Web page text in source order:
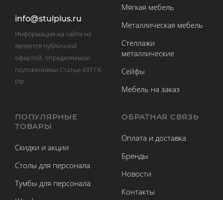
info@stulplus.ru
Информация на сайте не
является публичной
офертой, определяемой
положениями Статьи 437 ГК
РФ.
Мягкая мебель
Металлическая мебель
Стеллажи
металлические
Сейфы
Мебель на заказ
ПОПУЛЯРНЫЕ
ТОВАРЫ
Скидки и акции
Столы для персонала
Тумбы для персонала
ОБРАТНАЯ СВЯЗЬ
Оплата и доставка
Бренды
Новости
Контакты